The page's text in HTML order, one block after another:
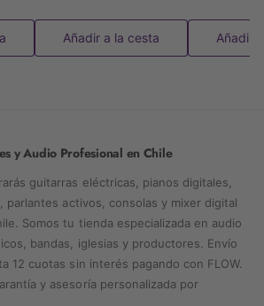
Añadir a la cesta Añadir
y Audio Profesional en Chile
guitarras eléctricas, pianos digitales,
parlantes activos, consolas y mixer digital
Somos tu tienda especializada en audio
bandas, iglesias y productores. Envío
12 cuotas sin interés pagando con FLOW.
y asesoría personalizada por